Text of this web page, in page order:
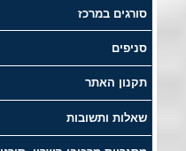
סורגים במרכז
סניפים
תקנון האתר
שאלות ותשובות